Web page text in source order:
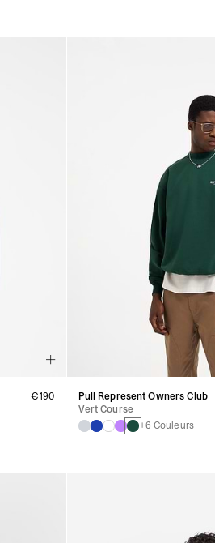
€190
Pull Represent Owners Club
Vert Course
+6 Couleurs